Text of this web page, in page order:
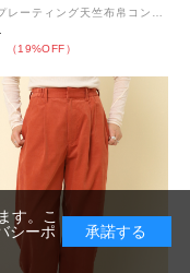
（19%OFF）
す。こ
シーポ
承諾する